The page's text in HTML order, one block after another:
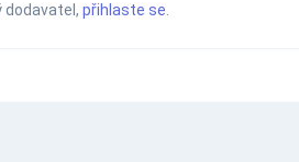
dodavatel, přihlaste se